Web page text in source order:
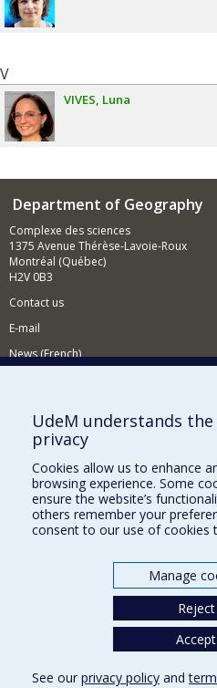
V
VIVES Luna
Department of Geography
Complexe des sciences
1375 Avenue Thérèse-Lavoie-Roux
Montréal (Québec)
H2V 0B3
Contact us
E-mail
News (French)
Supporting the Department
NEED HELP?
Sitemap
Report a problem
Accessiility
Our Departments and Schools
Programs and Courses in our Faculty
UdeM understands
privacy
Cookies allow us to enhance
browsing experience. Some
ensure the website’s
others remember your
consent to our use of cookies
Manage
See our privacy policy and